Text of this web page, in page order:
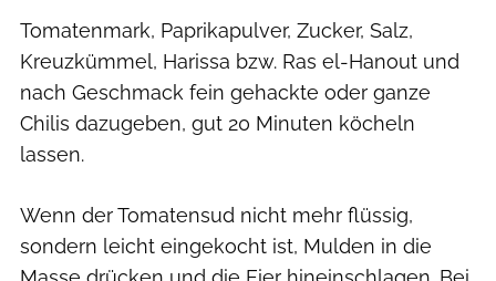
Tomatenmark, Paprikapulver, Zucker, Salz,
Kreuzkümmel, Harissa bzw. Ras el-Hanout und
nach Geschmack fein gehackte oder ganze
Chilis dazugeben, gut 20 Minuten köcheln
lassen.
Wenn der Tomatensud nicht mehr flüssig,
sondern leicht eingekocht ist, Mulden in die